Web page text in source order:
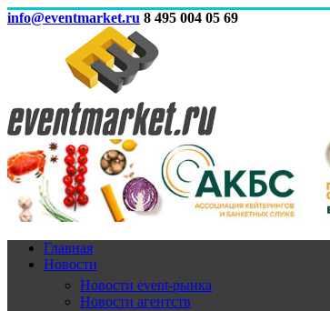
info@eventmarket.ru 8 495 004 05 69
Главная
Новости
Новости event-рынка
Новости агентств